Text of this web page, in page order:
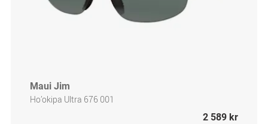
Maui Jim
Ho’okipa Ultra 676 001
2 589 kr